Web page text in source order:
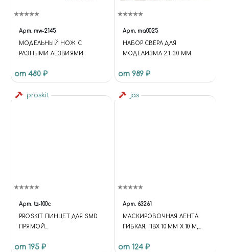
Арт. mw-2145
МОДЕЛЬНЫЙ НОЖ С
РАЗНЫМИ ЛЕЗВИЯМИ
от 480 ₽
Арт. ma0025
НАБОР СВЕРЛ ДЛЯ
МОДЕЛИЗМА 2.1-3.0 ММ
от 989 ₽
proskit
Арт. tz-100c
PROSKIT ПИНЦЕТ ДЛЯ SMD
ПРЯМОЙ
НЕМАГНИТНЫЙ,ТЕРМО-
от 195 ₽
jas
Арт. 63261
МАСКИРОВОЧНАЯ ЛЕНТА
ГИБКАЯ, ПВХ 10 ММ Х 10 М,
от 124 ₽